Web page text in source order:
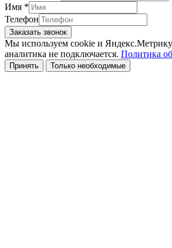
Имя *
Телефон
Заказать звонок
Мы используем cookie и
аналитика не подключается. Политика
Принять Только необходимые